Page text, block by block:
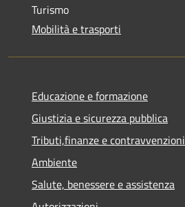
Turismo
Mobilità e trasporti
Educazione e formazione
Giustizia e sicurezza pubblica
Tributi,finanze e contravvenzioni
Ambiente
Salute, benessere e assistenza